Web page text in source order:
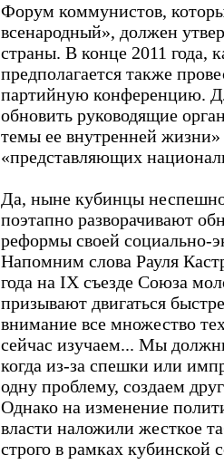
Форум коммунистов,
всенародный», должен
страны. В конце 2011 года,
предполагается также
партийную конференцию.
обновить руководящие
темы ее внутренней
«представляющих
Да, ныне кубинцы
поэтапно разворачивают
реформы своей социально-
Напомним слова Рауля
года на IX съезде Союза
призывают двигаться
внимание все множество
сейчас изучаем... Мы
когда из-за спешки или
одну проблему, создаем
Однако на изменение
власти наложили жесткое
строго в рамках кубинской